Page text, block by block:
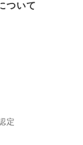
ついて
定